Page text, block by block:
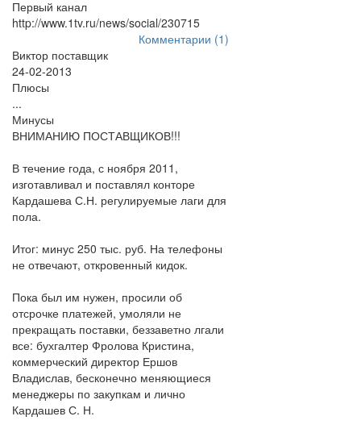
Первый канал
http://www.1tv.ru/news/social/230715
Комментарии (1)
Виктор поставщик
24-02-2013
Плюсы
...
Минусы
ВНИМАНИЮ ПОСТАВЩИКОВ!!!
В течение года, с ноября 2011,
изготавливал и поставлял конторе
Кардашева С.Н. регулируемые лаги для
пола.
Итог: минус 250 тыс. руб. На телефоны
не отвечают, откровенный кидок.
Пока был им нужен, просили об
отсрочке платежей, умоляли не
прекращать поставки, беззаветно лгали
все: бухгалтер Фролова Кристина,
коммерческий директор Ершов
Владислав, бесконечно меняющиеся
менеджеры по закупкам и лично
Кардашев С. Н.